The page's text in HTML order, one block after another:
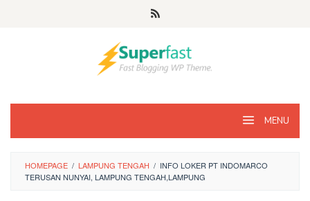
MENU
HOMEPAGE / LAMPUNG TENGAH / INFO LOKER PT INDOMARCO
TERUSAN NUNYAI, LAMPUNG TENGAH,LAMPUNG